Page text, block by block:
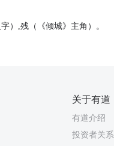
）,残（《倾城》主角）。
关于有道
有道介绍
投资者关系